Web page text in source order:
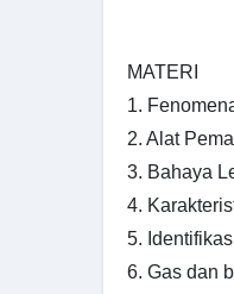
MATERI
1.
2. Alat
3. Bahaya
4.
5.
6. Gas dan